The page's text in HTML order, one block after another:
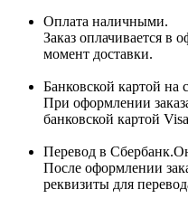
Оплата наличными.
Заказ оплачивается в
момент доставки.
Банковской картой на
При оформлении
банковской картой
Перевод в
После оформлении
реквизиты для